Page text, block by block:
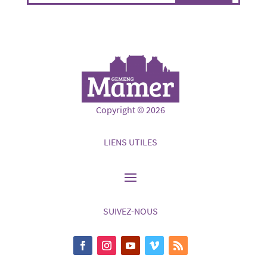
Copyright © 2026
LIENS UTILES
SUIVEZ-NOUS